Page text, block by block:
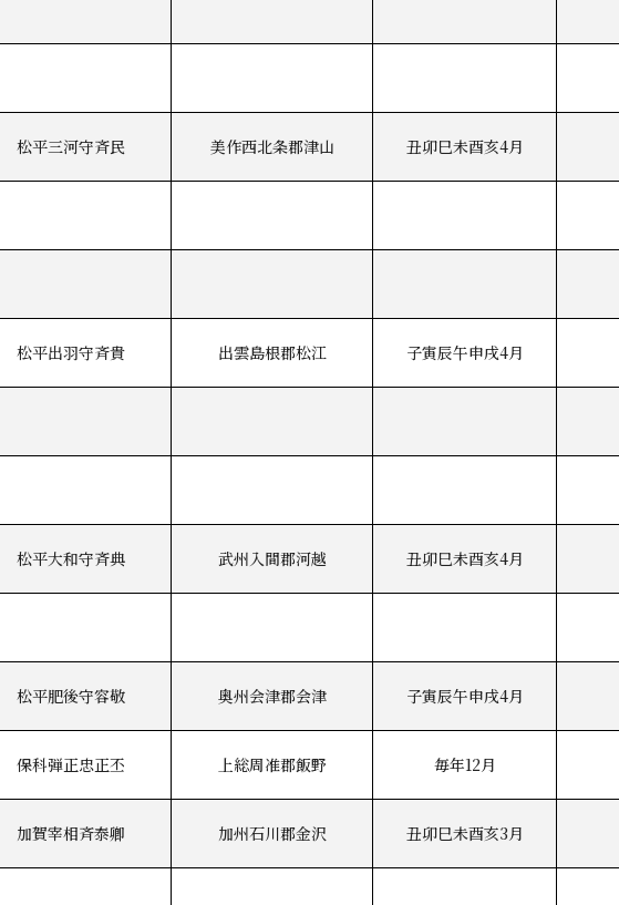
松平三河守斉民 美作西北条郡津山 丑卯巳未酉亥4月
松平出羽守斉貴 出雲島根郡松江 子寅辰午申戌4月
松平大和守斉典 武州入間郡河越 丑卯巳未酉亥4月
松平肥後守容敬 奥州会津郡会津 子寅辰午申戌4月
保科弾正忠正丕 上総周准郡飯野 毎年12月
加賀宰相斉泰卿 加州石川郡金沢 丑卯巳未酉亥3月